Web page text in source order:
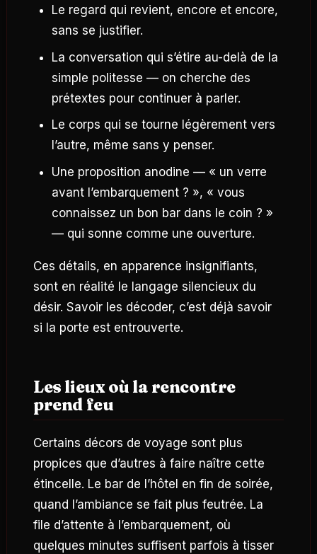
Le regard qui revient, encore et encore,
sans se justifier.
La conversation qui s’étire au-delà de la
simple politesse — on cherche des
prétextes pour continuer à parler.
Le corps qui se tourne légèrement vers
l’autre, même sans y penser.
Une proposition anodine — « un verre
avant l’embarquement ? », « vous
connaissez un bon bar dans le coin ? »
— qui sonne comme une ouverture.
Ces détails, en apparence insignifiants,
sont en réalité le langage silencieux du
désir. Savoir les décoder, c’est déjà savoir
si la porte est entrouverte.
Les lieux où la rencontre
prend feu
Certains décors de voyage sont plus
propices que d’autres à faire naître cette
étincelle. Le bar de l’hôtel en fin de soirée,
quand l’ambiance se fait plus feutrée. La
file d’attente à l’embarquement, où
quelques minutes suffisent parfois à tisser